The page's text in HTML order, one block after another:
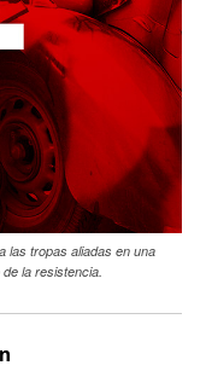
las tropas aliadas en una
la resistencia.